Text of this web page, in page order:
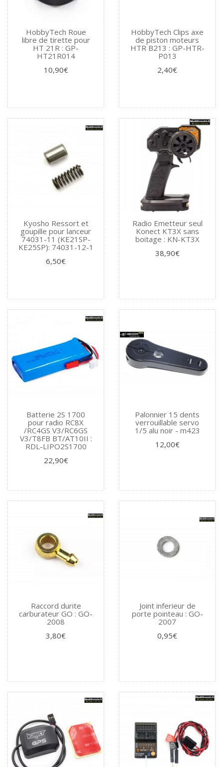
HobbyTech Roue
libre de tirette pour
HT 21R : GP-
HT21R014
10,90€
HobbyTech Clips axe
de piston moteurs
HTR B213 : GP-HTR-
P013
2,40€
Kyosho Ressort et
goupille pour lanceur
74031-11 (KE21SP-
KE25SP): 74031-12-1
6,50€
Radio Emetteur seul
Konect KT3X sans
boitage : KN-KT3X
38,90€
Batterie 2S 1700
pour radio RC8X
/RC4GS V3/RC6GS
V3/T8FB BT/AT10II :
RDL-LIPO2S1700
22,90€
Palonnier 15 dents
verrouillable servo
1/5 alu noir - m423
12,00€
Raccord durite
carburateur GO : GO-
2008
3,80€
Joint inferieur de
porte pointeau : GO-
2007
0,95€